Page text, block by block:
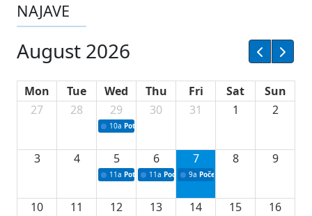
NAJAVE
August 2026
Mon Tue Wed Thu Fri Sat
Sun
27
28 29
10a Potpisivanje ugovora sa neprofitnim
30 31 1 2
3 4 5
11a Potpisivanje ugovora o stipendijama za
6
11a Podrška razvoju vodne infrastrukture u
7
9a Početak izgradnje nove
8 9
10 11 12 13 14 15 16